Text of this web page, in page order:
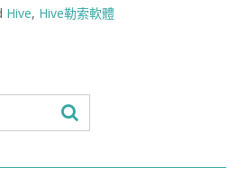
Hive, Hive勒索軟體